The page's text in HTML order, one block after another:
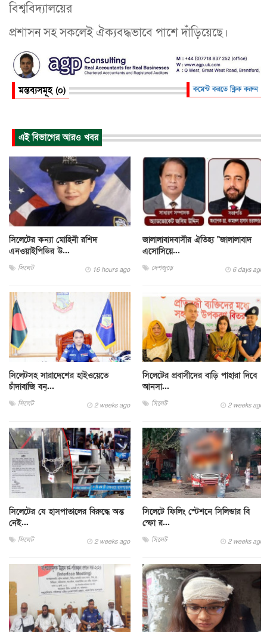
বিশ্ববিদ্যালয়ের
প্রশাসন সহ সকলেই ঐক্যবদ্ধভাবে পাশে দাঁড়িয়েছে।
মন্তব্যসমূহ (০) কমেন্ট করতে ক্লিক করুন
এই বিভাগের আরও খবর
সিলেটের কন্যা মোহিনী রশিদ
এনওয়াইপিডির উ...
সিলেট 16 hours ago
জালালাবাদবাসীর ঐতিহ্য "জালালাবাদ
এসোসিয়ে...
দেশজুড়ে 6 days ago
সিলেটসহ সারাদেশের হাইওয়েতে
চাঁদাবাজি বন্...
সিলেট 2 weeks ago
সিলেটের প্রবাসীদের বাড়ি পাহারা দিবে
আনসা...
সিলেট 2 weeks ago
সিলেটের যে হাসপাতালের বিরুদ্ধে অন্ত
নেই...
সিলেট 2 weeks ago
সিলেটে ফিলিং স্টেশনে সিলিন্ডার বি
স্ফো র...
সিলেট 2 weeks ago